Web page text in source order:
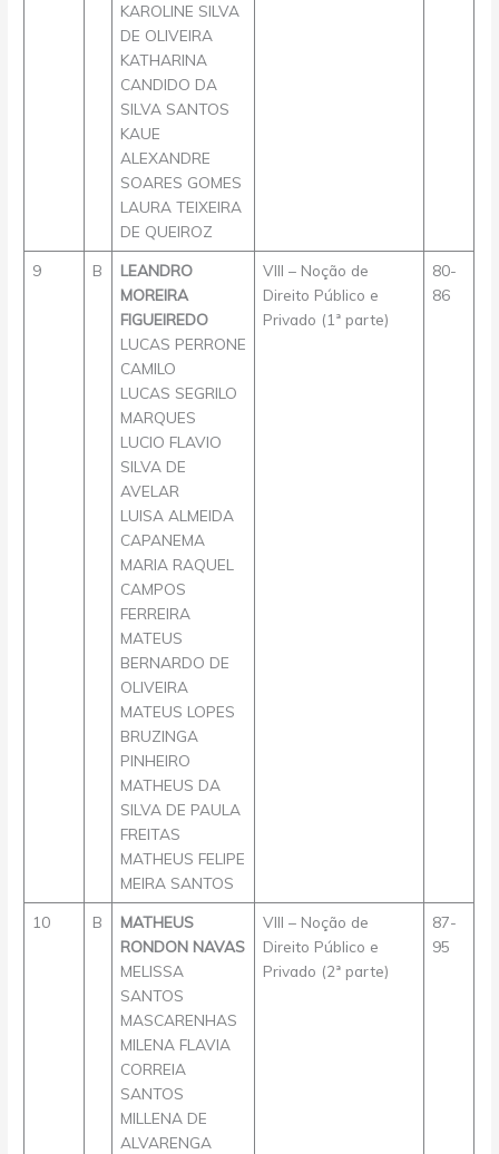
KAROLINE SILVA
DE OLIVEIRA
KATHARINA
CANDIDO DA
SILVA SANTOS
KAUE
ALEXANDRE
SOARES GOMES
LAURA TEIXEIRA
DE QUEIROZ
9 B
LEANDRO
MOREIRA
FIGUEIREDO
LUCAS PERRONE
CAMILO
LUCAS SEGRILO
MARQUES
LUCIO FLAVIO
SILVA DE
AVELAR
LUISA ALMEIDA
CAPANEMA
MARIA RAQUEL
CAMPOS
FERREIRA
MATEUS
BERNARDO DE
OLIVEIRA
MATEUS LOPES
BRUZINGA
PINHEIRO
MATHEUS DA
SILVA DE PAULA
FREITAS
MATHEUS FELIPE
MEIRA SANTOS
VIII – Noção de
Direito Público e
Privado (1ª parte)
80-
86
10 B
MATHEUS
RONDON NAVAS
MELISSA
SANTOS
MASCARENHAS
MILENA FLAVIA
CORREIA
SANTOS
MILLENA DE
ALVARENGA
VIII – Noção de
Direito Público e
Privado (2ª parte)
87-
95